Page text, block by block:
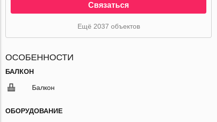
Связаться
Ещё 2037 объектов
ОСОБЕННОСТИ
БАЛКОН
Балкон
ОБОРУДОВАНИЕ